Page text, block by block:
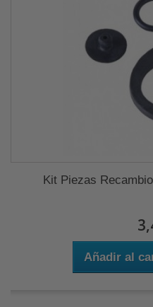
Kit Piezas
Añadir al